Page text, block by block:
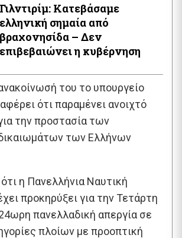
Γιλντιρίμ: Κατεβάσαμε
ελληνική σημαία από
βραχονησίδα – Δεν
επιβεβαιώνει η κυβέρνηση
του το υπουργείο
ότι παραμένει ανοιχτό
την προστασία των
των Ελλήνων
η Πανελλήνια Ναυτική
προκηρύξει για την Τετάρτη
πανελλαδική απεργία σε
πλοίων με προοπτική